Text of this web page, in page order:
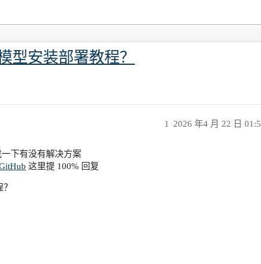
型安装部署教程？
2026 年4 月 22 日
1
一下有没有解决方案
这里提 100% 回复